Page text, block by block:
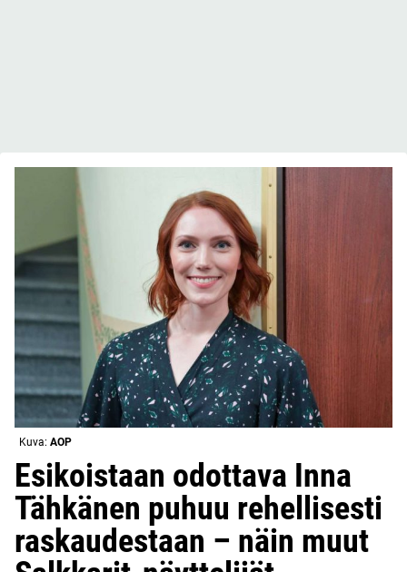
Kuva: AOP
Esikoistaan odottava Inna
Tähkänen puhuu rehellisesti
raskaudestaan – näin muut